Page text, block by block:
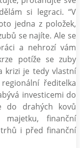
si legraci. “V
jedna z položek,
se najíte. Ale se
a nehrozí vám
potíže se zuby
krizi je tedy vlastní
ředitelka
investicemi do
do drahých kovů
majetku, finanční
i před finanční